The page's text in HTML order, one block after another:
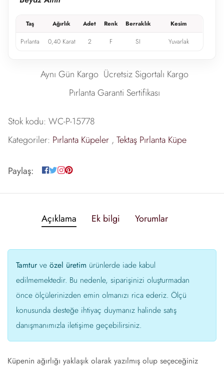
Taş Ağırlık Adet Renk Berraklık Kesim
Pırlanta 0,40 Karat 2 F SI Yuvarlak
Aynı Gün Kargo Ücretsiz Sigortalı Kargo
Pırlanta Garanti Sertifikası
Stok kodu: WC-P-15778
Kategoriler: Pırlanta Küpeler , Tektaş Pırlanta Küpe
Paylaş:
Açıklama Ek bilgi Yorumlar
Tamtur ve özel üretim ürünlerde iade kabul
edilmemektedir. Bu nedenle, siparişinizi oluşturmadan
önce ölçülerinizden emin olmanızı rica ederiz. Ölçü
konusunda desteğe ihtiyaç duymanız halinde satış
danışmanımızla iletişime geçebilirsiniz.
Küpenin ağırlığı yaklaşık olarak yazılmış olup seçeceğiniz